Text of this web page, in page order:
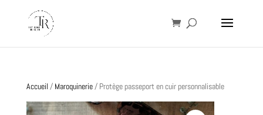
Accueil / Maroquinerie/ Protège passeport en cuir personnalisable